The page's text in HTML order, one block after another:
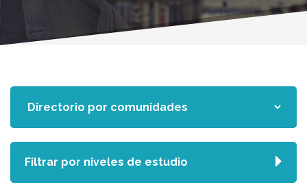
Filtrar por niveles de estudio